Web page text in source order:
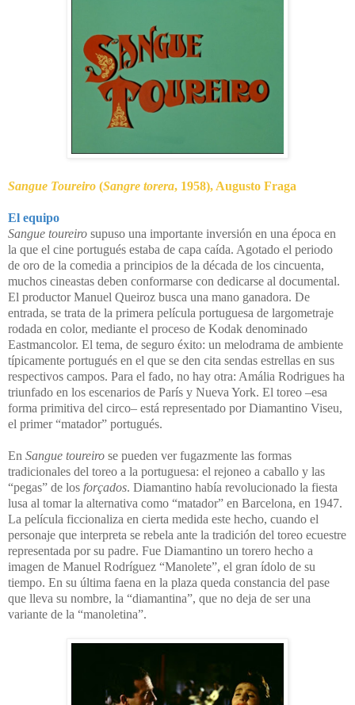
Sangue Toureiro (Sangre torera, 1958), Augusto Fraga
El equipo
Sangue toureiro supuso una importante inversión en una época en
la que el cine portugués estaba de capa caída. Agotado el periodo
de oro de la comedia a principios de la década de los cincuenta,
muchos cineastas deben conformarse con dedicarse al documental.
El productor Manuel Queiroz busca una mano ganadora. De
entrada, se trata de la primera película portuguesa de largometraje
rodada en color, mediante el proceso de Kodak denominado
Eastmancolor. El tema, de seguro éxito: un melodrama de ambiente
típicamente portugués en el que se den cita sendas estrellas en sus
respectivos campos. Para el fado, no hay otra: Amália Rodrigues ha
triunfado en los escenarios de París y Nueva York. El toreo –esa
forma primitiva del circo– está representado por Diamantino Viseu,
el primer “matador” portugués.
En Sangue toureiro se pueden ver fugazmente las formas
tradicionales del toreo a la portuguesa: el rejoneo a caballo y las
“pegas” de los forçados. Diamantino había revolucionado la fiesta
lusa al tomar la alternativa como “matador” en Barcelona, en 1947.
La película ficcionaliza en cierta medida este hecho, cuando el
personaje que interpreta se rebela ante la tradición del toreo ecuestre
representada por su padre. Fue Diamantino un torero hecho a
imagen de Manuel Rodríguez “Manolete”, el gran ídolo de su
tiempo. En su última faena en la plaza queda constancia del pase
que lleva su nombre, la “diamantina”, que no deja de ser una
variante de la “manoletina”.